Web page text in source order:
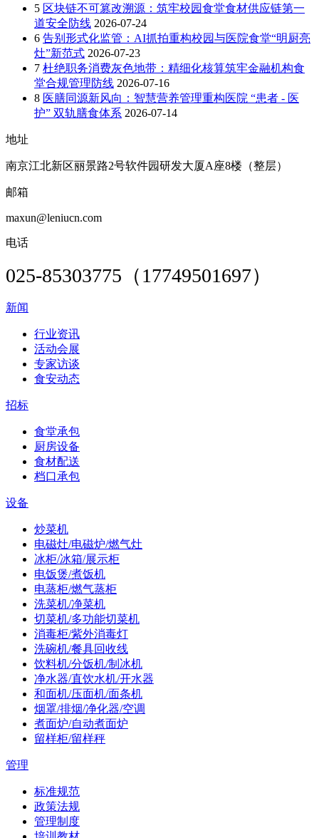
5 区块链不可篡改溯源：筑牢校园食堂食材供应链第一
道安全防线 2026-07-24
6 告别形式化监管：AI抓拍重构校园与医院食堂“明厨亮
灶”新范式 2026-07-23
7 杜绝职务消费灰色地带：精细化核算筑牢金融机构食
堂合规管理防线 2026-07-16
8 医膳同源新风向：智慧营养管理重构医院 “患者 - 医
护” 双轨膳食体系 2026-07-14
地址
南京江北新区丽景路2号软件园研发大厦A座8楼（整层）
邮箱
maxun@leniucn.com
电话
025-85303775（17749501697）
新闻
行业资讯
活动会展
专家访谈
食安动态
招标
食堂承包
厨房设备
食材配送
档口承包
设备
炒菜机
电磁灶/电磁炉/燃气灶
冰柜/冰箱/展示柜
电饭煲/煮饭机
电蒸柜/燃气蒸柜
洗菜机/净菜机
切菜机/多功能切菜机
消毒柜/紫外消毒灯
洗碗机/餐具回收线
饮料机/分饭机/制冰机
净水器/直饮水机/开水器
和面机/压面机/面条机
烟罩/排烟/净化器/空调
煮面炉/自动煮面炉
留样柜/留样秤
管理
标准规范
政策法规
管理制度